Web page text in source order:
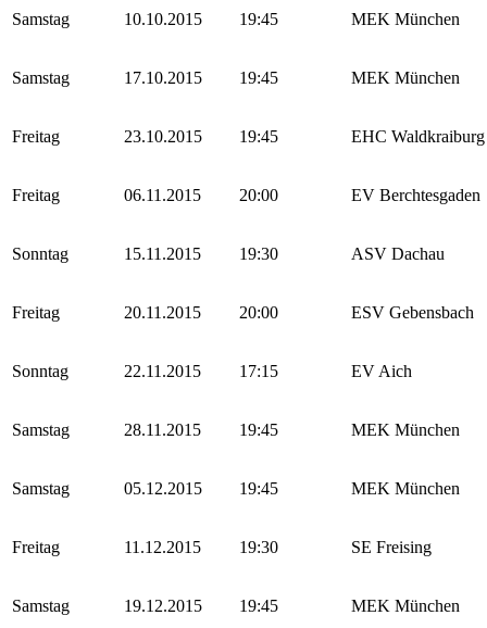
Samstag 10.10.2015 19:45 MEK München
Samstag 17.10.2015 19:45 MEK München
Freitag 23.10.2015 19:45 EHC Waldkraiburg
Freitag 06.11.2015 20:00 EV Berchtesgaden
Sonntag 15.11.2015 19:30 ASV Dachau
Freitag 20.11.2015 20:00 ESV Gebensbach
Sonntag 22.11.2015 17:15 EV Aich
Samstag 28.11.2015 19:45 MEK München
Samstag 05.12.2015 19:45 MEK München
Freitag 11.12.2015 19:30 SE Freising
Samstag 19.12.2015 19:45 MEK München